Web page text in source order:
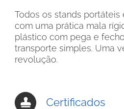
Todos os stands portáteis
com uma prática mala
plástico com pega e
transporte simples. Uma
revolução.
Certificados